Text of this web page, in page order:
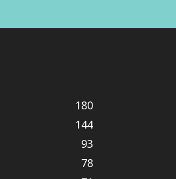
180
144
93
78